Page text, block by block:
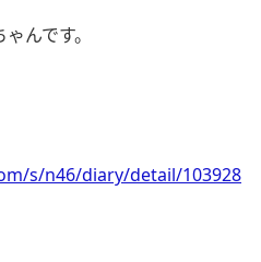
んです。
s/n46/diary/detail/103928